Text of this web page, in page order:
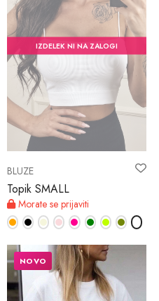
IZDELEK NI NA ZALOGI
BLUZE
Topik SMALL
Morate se prijaviti
NOVO